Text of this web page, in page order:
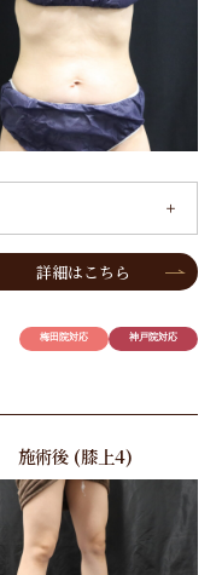
詳細はこちら
梅田院対応 神戸院対応
施術後 (膝上4)